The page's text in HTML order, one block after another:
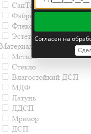
СанТа
Фабрика Фламенко
Флекси-север
Эстет
Материал
Металл
Стекло
Влагостойкий ДСП
МДФ
Латунь
ЛДСП
Мрамор
ДСП
Согласен на